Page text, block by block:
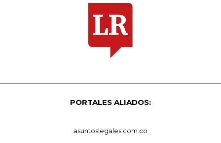
PORTALES ALIADOS:
asuntoslegales.com.co